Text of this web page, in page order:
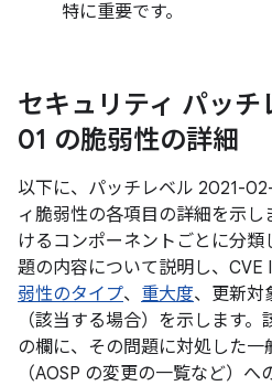
特に重要です。
セキュリティ パッ
01 の脆弱性の詳細
以下に、パッチレベル 2021-
ィ脆弱性の各項目の詳細を示
けるコンポーネントごとに分
題の内容について説明し、CVE
弱性のタイプ、 重大度、更新対
（該当する場合）を示します
の欄に、その問題に対処した
（AOSP の変更の一覧など）